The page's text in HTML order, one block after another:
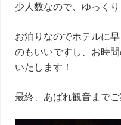
少人数なので、ゆっく
お泊りなのでホテルに
のもいいですし、お時
いたします！
最終、あばれ観音までご